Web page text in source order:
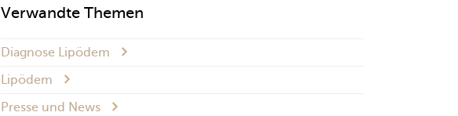
Verwandte Themen
Diagnose Lipödem
Lipödem
Presse und News